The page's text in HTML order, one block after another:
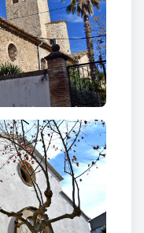
segona meitat del
un portal d'arc de
del qual hi ha
damunt el que hi
"jo sóc
Es tracta d'un
de l'any 1970.
, col·locat
d'entre els
coronat